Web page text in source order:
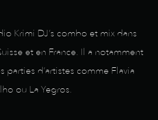
Krimi DJ’s combo et mix dans
et en France. Il a notamment
parties d’artistes comme Flavia
ou La Yegros.